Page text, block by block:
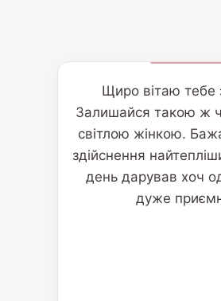
Щиро вітаю тебе
Залишайся такою ж
світлою жінкою.
здійснення
день дарував хоч
дуже